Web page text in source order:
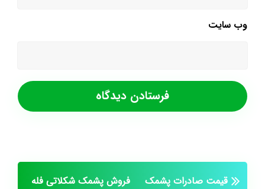
وب‌ سایت
قیمت صادرات پشمک
فروش پشمک شکلاتی فله